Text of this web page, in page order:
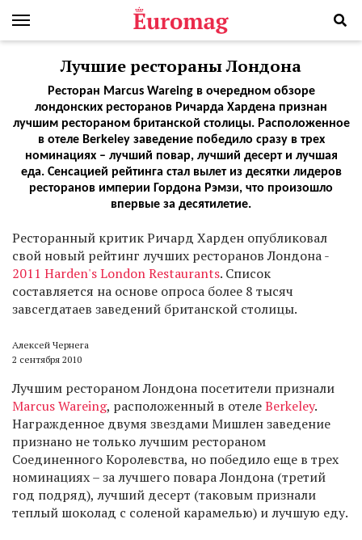
Лучшие рестораны Лондона
Ресторан Marcus Wareing в очередном обзоре
лондонских ресторанов Ричарда Хардена признан
лучшим рестораном британской столицы. Расположенное
в отеле Berkeley заведение победило сразу в трех
номинациях – лучший повар, лучший десерт и лучшая
еда. Сенсацией рейтинга стал вылет из десятки лидеров
ресторанов империи Гордона Рэмзи, что произошло
впервые за десятилетие.
Ресторанный критик Ричард Харден опубликовал
свой новый рейтинг лучших ресторанов Лондона -
2011 Harden's London Restaurants. Список
составляется на основе опроса более 8 тысяч
завсегдатаев заведений британской столицы.
Алексей Чернега
2 сентября 2010
Лучшим рестораном Лондона посетители признали
Marcus Wareing, расположенный в отелеBerkeley.
Награжденное двумя звездами Мишлен заведение
признано не только лучшим рестораном
Соединенного Королевства, но победило еще в трех
номинациях – за лучшего повара Лондона (третий
год подряд), лучший десерт (таковым признали
теплый шоколад с соленой карамелью) и лучшую еду.